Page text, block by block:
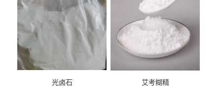
光卤石 艾考糊精